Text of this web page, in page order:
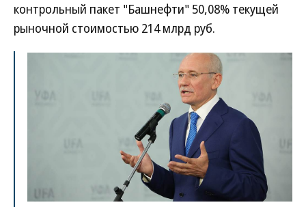
контрольный пакет "Башнефти" 50,08% текущей
рыночной стоимостью 214 млрд руб.